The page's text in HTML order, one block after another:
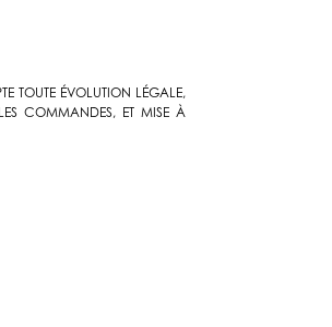
TOUTE ÉVOLUTION LÉGALE,
COMMANDES, ET MISE À